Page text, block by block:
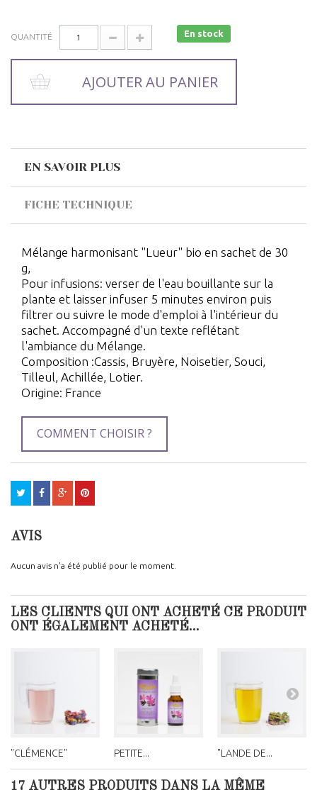
QUANTITÉ En stock
AJOUTER AU PANIER
EN SAVOIR PLUS
FICHE TECHNIQUE
Mélange harmonisant "Lueur" bio en sachet de 30
g,
Pour infusions: verser de l'eau bouillante sur la
plante et laisser infuser 5 minutes environ puis
filtrer ou suivre le mode d'emploi à l'intérieur du
sachet. Accompagné d'un texte reflétant
l'ambiance du Mélange.
Composition :Cassis, Bruyère, Noisetier, Souci,
Tilleul, Achillée, Lotier.
Origine: France
COMMENT CHOISIR ?
AVIS
Aucun avis n'a été publié pour le moment.
LES CLIENTS QUI ONT ACHETÉ CE PRODUIT
ONT ÉGALEMENT ACHETÉ...
"CLÉMENCE" PETITE... "LANDE DE...
17 AUTRES PRODUITS DANS LA MÊME